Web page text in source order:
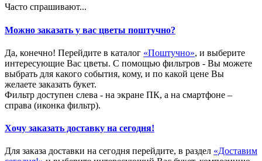
Часто спрашивают...
Можно заказать у вас цветы поштучно?
Да, конечно! Перейдите в каталог «Поштучно», и выберите
интересующие Вас цветы. С помощью фильтров - Вы можете
выбрать для какого события, кому, и по какой цене Вы
желаете заказать букет.
Фильтр доступен слева - на экране ПК, а на смартфоне –
справа (иконка фильтр).
Хочу заказать доставку на сегодня!
Для заказа доставки на сегодня перейдите, в раздел «Доставим